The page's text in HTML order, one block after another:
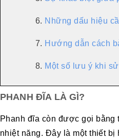
6. Những dấu hiệu
7. Hướng dẫn cách
8. Một số lưu ý khi
PHANH ĐĨA LÀ GÌ?
Phanh đĩa còn được gọi bằng
nhiệt năng. Đây là một thiết bị